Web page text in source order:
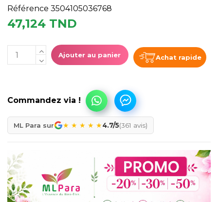
Référence 3504105036768
47,124 TND
Ajouter au panier Achat rapide
ML Para sur ★ ★ ★ ★ ★4.7/5(361 avis)